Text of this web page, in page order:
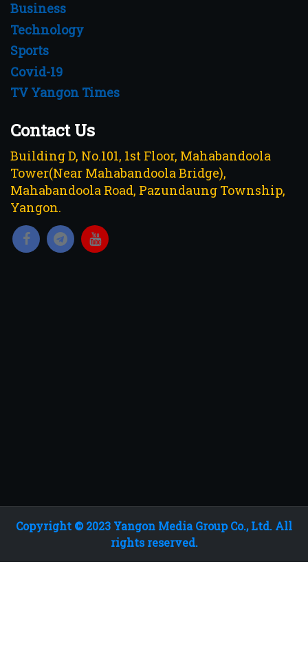
Business
Technology
Sports
Covid-19
TV Yangon Times
Contact Us
Building D, No.101, 1st Floor, Mahabandoola
Tower(Near Mahabandoola Bridge),
Mahabandoola Road, Pazundaung Township,
Yangon.
Copyright © 2023 Yangon Media Group Co., Ltd. All
rights reserved.